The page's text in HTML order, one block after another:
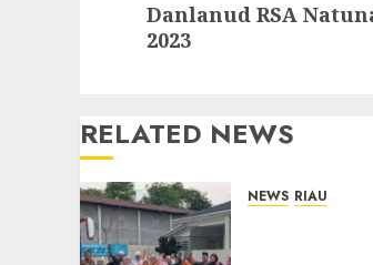
post:
Danlanud RSA
2023
RELATED NEWS
NEWS RIAU